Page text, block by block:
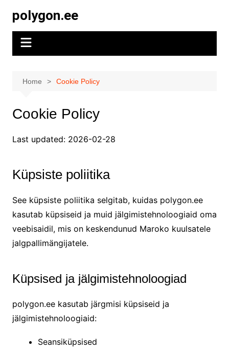
content
polygon.ee
Home Cookie Policy
Cookie Policy
Last updated: 2026-02-28
Küpsiste poliitika
See küpsiste poliitika selgitab, kuidas polygon.ee
kasutab küpsiseid ja muid jälgimistehnoloogiaid oma
veebisaidil, mis on keskendunud Maroko kuulsatele
jalgpallimängijatele.
Küpsised ja jälgimistehnoloogiad
polygon.ee kasutab järgmisi küpsiseid ja
jälgimistehnoloogiaid:
Seansiküpsised